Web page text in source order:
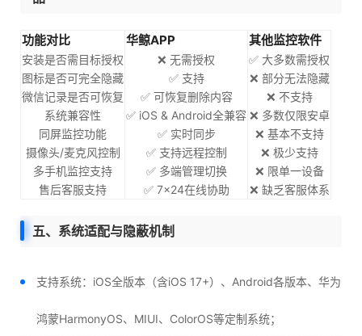
功能对比 华鲸APP 其他监控软件
安装是否需目标授权 ❌ 无需授权
✅ 大多数需授权
图标是否可完全隐藏
✅ 支持
❌ 部分无法隐藏
微信记录是否可恢复
✅ 可恢复删除内容
❌ 不支持
系统兼容性
✅ iOS & Android全兼容 ❌ 多数仅限安卓
同屏监控功能
✅ 实时同步
❌ 基本不支持
摄像头/麦克风控制
✅ 支持远程控制
❌ 极少支持
多手机监控支持
✅ 多端管理切换
❌ 限单一设备
售后客服支持
✅ 7×24在线协助 ❌ 缺乏客服体系
五、系统适配与隐蔽机制
支持系统：iOS全版本（含iOS 17+）、Android各版本、华为
鸿蒙HarmonyOS、MIUI、ColorOS等定制系统；